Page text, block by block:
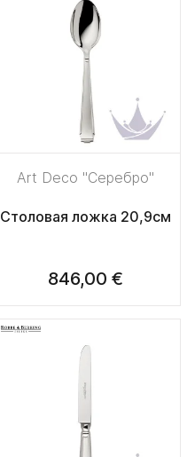
Art Deco "Серебро"
Столовая ложка 20,9см
846,00 €